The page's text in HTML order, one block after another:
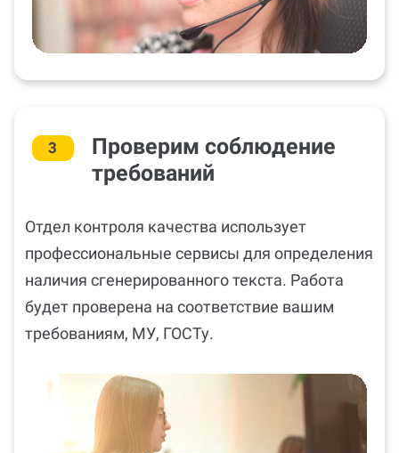
3
Проверим соблюдение
требований
Отдел контроля качества использует
профессиональные сервисы для определения
наличия сгенерированного текста. Работа
будет проверена на соответствие вашим
требованиям, МУ, ГОСТу.